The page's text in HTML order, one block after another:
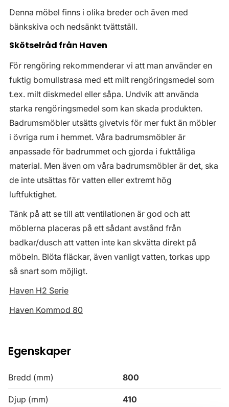
Denna möbel finns i olika breder och även med
bänkskiva och nedsänkt tvättställ.
Skötselråd från Haven
För rengöring rekommenderar vi att man använder en
fuktig bomullstrasa med ett milt rengöringsmedel som
t.ex. milt diskmedel eller såpa. Undvik att använda
starka rengöringsmedel som kan skada produkten.
Badrumsmöbler utsätts givetvis för mer fukt än möbler
i övriga rum i hemmet. Våra badrumsmöbler är
anpassade för badrummet och gjorda i fukttåliga
material. Men även om våra badrumsmöbler är det, ska
de inte utsättas för vatten eller extremt hög
luftfuktighet.
Tänk på att se till att ventilationen är god och att
möblerna placeras på ett sådant avstånd från
badkar/dusch att vatten inte kan skvätta direkt på
möbeln. Blöta fläckar, även vanligt vatten, torkas upp
så snart som möjligt.
Haven H2 Serie
Haven Kommod 80
Egenskaper
Bredd (mm) 800
Djup (mm) 410